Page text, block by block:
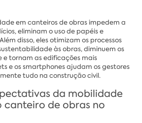
em canteiros de obras impedem a
eliminam o uso de papéis e
disso, eles otimizam os processos
às obras, diminuem os
tornam as edificações mais
e os smartphones ajudam os gestores
tudo na construção civil.
da mobilidade
de obras no